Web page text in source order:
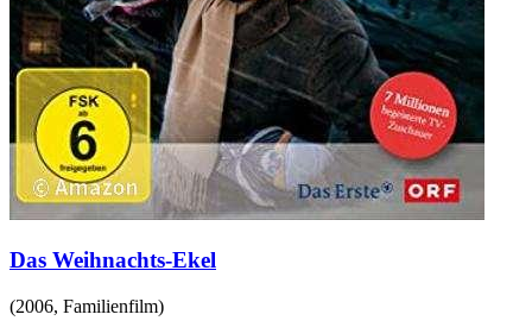
Das Weihnachts-Ekel
(2006, Familienfilm)